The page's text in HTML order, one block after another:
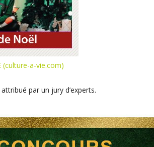
(culture-a-vie.com)
par un jury d’experts.